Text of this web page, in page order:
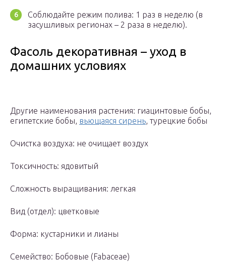
Соблюдайте режим полива: 1 раз в неделю (в
засушливых регионах – 2 раза в неделю).
Фасоль декоративная – уход в
домашних условиях
Другие наименования растения: гиацинтовые бобы,
египетские бобы, вьющаяся сирень, турецкие бобы
Очистка воздуха: не очищает воздух
Токсичность: ядовитый
Сложность выращивания: легкая
Вид (отдел): цветковые
Форма: кустарники и лианы
Семейство: Бобовые (Fabaceae)